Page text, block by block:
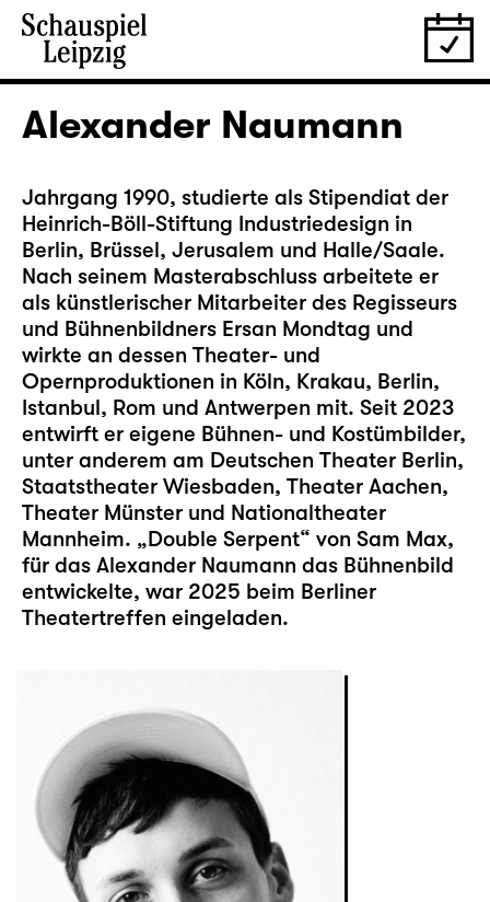
Alexander Naumann
Jahrgang 1990, studierte als Stipendiat der
Heinrich-Böll-Stiftung Industriedesign in
Berlin, Brüssel, Jerusalem und Halle/Saale.
Nach seinem Masterabschluss arbeitete er
als künstlerischer Mitarbeiter des Regisseurs
und Bühnenbildners Ersan Mondtag und
wirkte an dessen Theater- und
Opernproduktionen in Köln, Krakau, Berlin,
Istanbul, Rom und Antwerpen mit. Seit 2023
entwirft er eigene Bühnen- und Kostümbilder,
unter anderem am Deutschen Theater Berlin,
Staatstheater Wiesbaden, Theater Aachen,
Theater Münster und Nationaltheater
Mannheim. „Double Serpent“ von Sam Max,
für das Alexander Naumann das Bühnenbild
entwickelte, war 2025 beim Berliner
Theatertreffen eingeladen.